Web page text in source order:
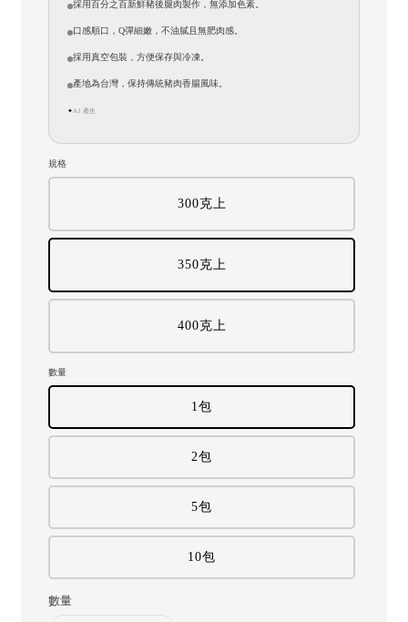
採用百分之百新鮮豬後腿肉製作，無添加色素。
口感順口，Q彈細嫩，不油膩且無肥肉感。
採用真空包裝，方便保存與冷凍。
產地為台灣，保持傳統豬肉香腸風味。
✦AI 產生
規格
300克上
350克上
400克上
數量
1包
2包
5包
10包
數量